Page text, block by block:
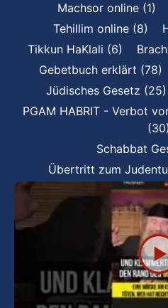
Machsor online (1)
Tehillim online (8)
Tikkun HaKlali (6)
Gebetbuch erklärt (78)
Jüdisches Gesetz (25)
PGAM HABRIT - Verbot
(30)
Schabbat
Übertritt zum